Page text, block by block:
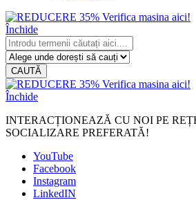
Închide
CAUTĂ
Închide
INTERACȚIONEAZĂ CU NOI PE
SOCIALIZARE PREFERATĂ!
YouTube
Facebook
Instagram
LinkedIN